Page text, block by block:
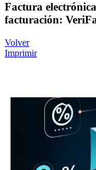
Factura
facturación:
Volver
Imprimir